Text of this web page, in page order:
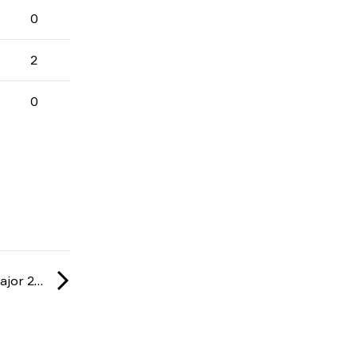
0
2
0
IEM: Cologne Major 2026